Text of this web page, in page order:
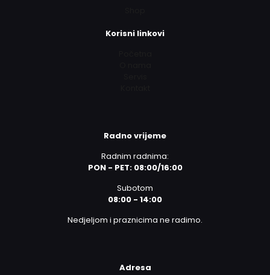
Korisni linkovi
Radno vrijeme
Radnim radnima:
PON - PET: 08:00/16:00
Subotom
08:00 - 14:00
Nedjeljom i praznicima ne radimo.
Adresa